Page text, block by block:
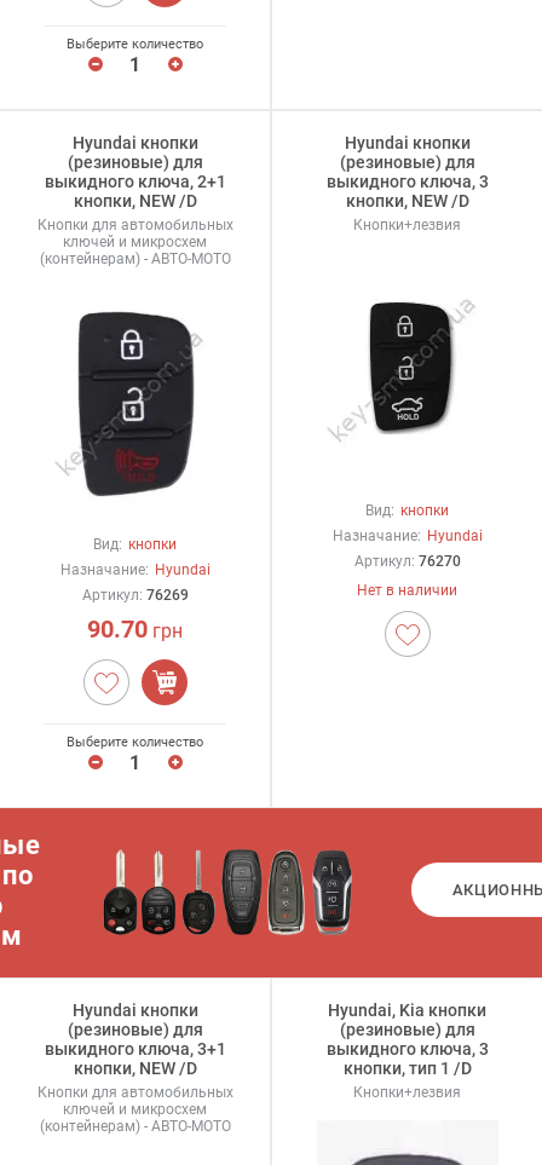
Выберите количество
Hyundai кнопки
(резиновые) для
выкидного ключа, 2+1
кнопки, NEW /D
Кнопки для автомобильных
ключей и микросхем
(контейнерам) - АВТО-МОТО
Вид: кнопки
Назначание: Hyundai
Артикул: 76269
90.70 грн
Выберите количество
Hyundai кнопки
(резиновые) для
выкидного ключа, 3
кнопки, NEW /D
Кнопки+лезвия
Вид: кнопки
Назначание: Hyundai
Артикул: 76270
Нет в наличии
Hyundai кнопки
(резиновые) для
выкидного ключа, 3+1
кнопки, NEW /D
Кнопки для автомобильных
ключей и микросхем
(контейнерам) - АВТО-МОТО
Hyundai, Kia кнопки
(резиновые) для
выкидного ключа, 3
кнопки, тип 1 /D
Кнопки+лезвия